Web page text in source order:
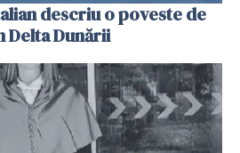
descriu o poveste de
Delta Dunării